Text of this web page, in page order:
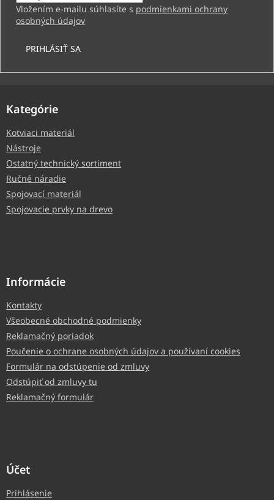
Vložením e-mailu súhlasíte s podmienkami ochrany
osobných údajov
PRIHLÁSIŤ SA
Kategórie
Kotviaci materiál
Nástroje
Ostatný technický sortiment
Ručné náradie
Spojovací materiál
Spojovacie prvky na drevo
Informácie
Kontakty
Všeobecné obchodné podmienky
Reklamačný poriadok
Poučenie o ochrane osobných údajov a používaní cookies
Formulár na odstúpenie od zmluvy
Odstúpiť od zmluvy tu
Reklamačný formulár
Účet
Prihlásenie